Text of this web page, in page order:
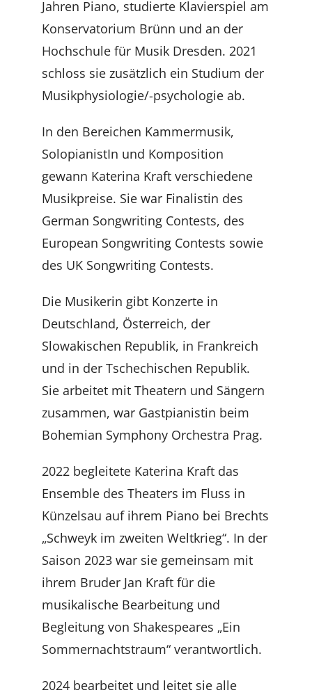
Jahren Piano, studierte Klavierspiel am
Konservatorium Brünn und an der
Hochschule für Musik Dresden. 2021
schloss sie zusätzlich ein Studium der
Musikphysiologie/-psychologie ab.
In den Bereichen Kammermusik,
SolopianistIn und Komposition
gewann Katerina Kraft verschiedene
Musikpreise. Sie war Finalistin des
German Songwriting Contests, des
European Songwriting Contests sowie
des UK Songwriting Contests.
Die Musikerin gibt Konzerte in
Deutschland, Österreich, der
Slowakischen Republik, in Frankreich
und in der Tschechischen Republik.
Sie arbeitet mit Theatern und Sängern
zusammen, war Gastpianistin beim
Bohemian Symphony Orchestra Prag.
2022 begleitete Katerina Kraft das
Ensemble des Theaters im Fluss in
Künzelsau auf ihrem Piano bei Brechts
„Schweyk im zweiten Weltkrieg“. In der
Saison 2023 war sie gemeinsam mit
ihrem Bruder Jan Kraft für die
musikalische Bearbeitung und
Begleitung von Shakespeares „Ein
Sommernachtstraum“ verantwortlich.
2024 bearbeitet und leitet sie alle